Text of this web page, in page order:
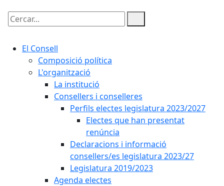
Cercar:
El Consell
Composició política
L'organització
La institució
Consellers i conselleres
Perfils electes legislatura 2023/2027
Electes que han presentat
renúncia
Declaracions i informació
consellers/es legislatura 2023/27
Legislatura 2019/2023
Agenda electes